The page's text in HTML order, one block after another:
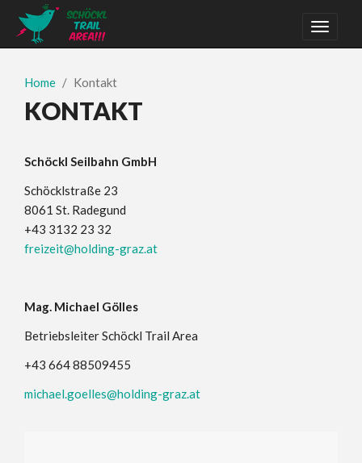
Home Kontakt
KONTAKT
Schöckl Seilbahn GmbH
Schöcklstraße 23
8061 St. Radegund
+43 3132 23 32
freizeit@holding-graz.at
Mag. Michael Gölles
Betriebsleiter Schöckl Trail Area
+43 664 88509455
michael.goelles@holding-graz.at